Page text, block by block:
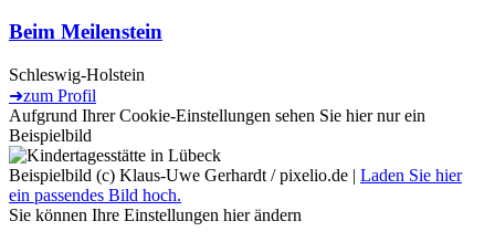
Beim Meilenstein
Schleswig-Holstein
➜zum Profil
Aufgrund Ihrer Cookie-Einstellungen sehen Sie hier nur ein
Beispielbild
Beispielbild (c) Klaus-Uwe Gerhardt / pixelio.de | Laden Sie hier
ein passendes Bild hoch.
Sie können Ihre Einstellungen hierändern